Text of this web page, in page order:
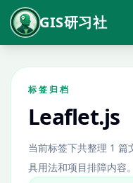
GIS研习社
标签归档
Leaflet.js
当前标签下共整理 1 篇
具用法和项目排障内容。